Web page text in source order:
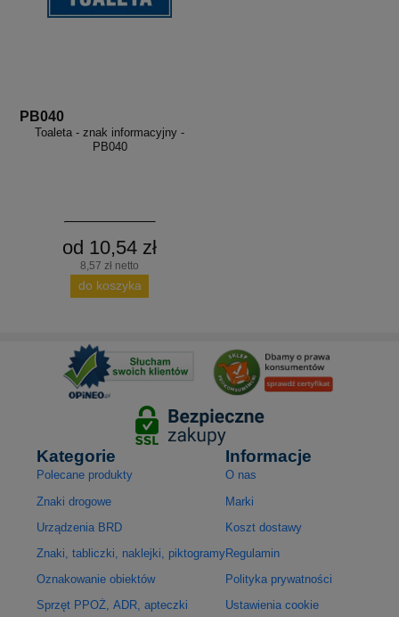
PB040
Toaleta - znak informacyjny -
PB040
od 10,54 zł
8,57 zł netto
do koszyka
Kategorie
Polecane produkty
Znaki drogowe
Urządzenia BRD
Znaki, tabliczki, naklejki, piktogramy
Oznakowanie obiektów
Sprzęt PPOŻ, ADR, apteczki
Informacje
O nas
Marki
Koszt dostawy
Regulamin
Polityka prywatności
Ustawienia cookie